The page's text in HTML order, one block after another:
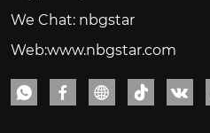
We Chat: nbgstar
Web:www.nbgstar.com
    